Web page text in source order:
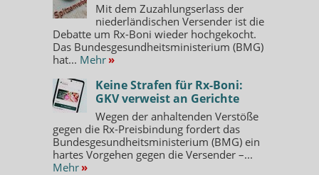
Mit dem Zuzahlungserlass der
niederländischen Versender ist die
Debatte um Rx-Boni wieder hochgekocht.
Das Bundesgesundheitsministerium (BMG)
hat... Mehr »
Keine Strafen für Rx-Boni:
GKV verweist an Gerichte
Wegen der anhaltenden Verstöße
gegen die Rx-Preisbindung fordert das
Bundesgesundheitsministerium (BMG) ein
hartes Vorgehen gegen die Versender –...
Mehr »